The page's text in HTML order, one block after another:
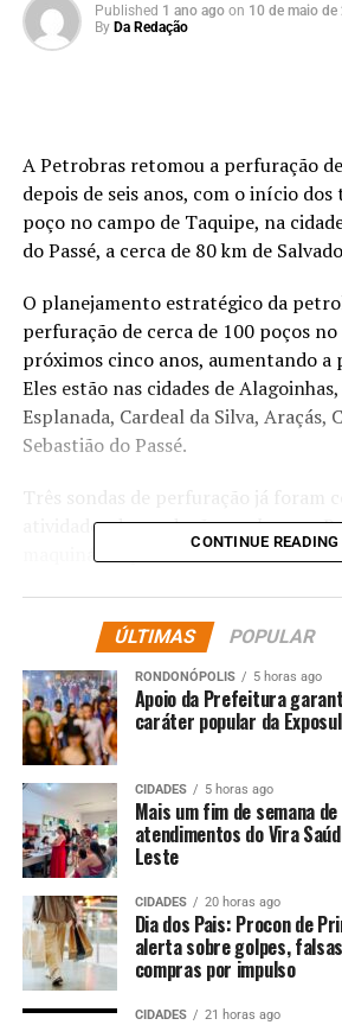
Published 1 ano ago on 10 de maio de
By Da Redação
A Petrobras retomou a perfuração
depois de seis anos, com o início
poço no campo de Taquipe, na
do Passé, a cerca de 80 km de
O planejamento estratégico da
perfuração de cerca de 100 poços
próximos cinco anos, aumentando a
Eles estão nas cidades de
Esplanada, Cardeal da Silva, Araçás,
Sebastião do Passé.
Três sondas de perfuração já foram
atividades de produçãoonshorena
maquinário que está sendo utilizado
produção terrestres. Com isso, as
operantes na Bahia passarão de 13
A unidade da Petrobras no estado
4,3 mil profissionais e produz 17 mil
equivalente por dia. São
terrestres, além da plataforma de
Manati, que fica na Bacia de
Valença. Em 2024, a produção baiana
257 milhões em tributos e
governamentais.
Fábrica de
CONTINUE READING
ÚLTIMAS POPULAR
RONDONÓPOLIS 5 horas ago
Apoio da Prefeitura
caráter popular da Exposul
CIDADES 5 horas ago
Mais um fim de semana
atendimentos do Vira
Leste
CIDADES 20 horas ago
Dia dos Pais: Procon de
alerta sobre golpes,
compras por impulso
CIDADES 21 horas ago